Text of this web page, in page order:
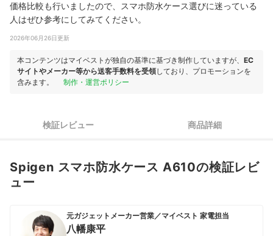
価格比較も行いましたので、スマホ防水ケース選びに迷っている
人はぜひ参考にしてみてください。
2026年06月26日更新
本コンテンツはマイベストが独自の基準に基づき制作していますが、 EC
サイトやメーカー等から送客手数料を受領しており、プロモーションを
含みます。
制作・運営ポリシー
検証レビュー 商品詳細
Spigen スマホ防水ケース A610の検証レビ
ュー
元ガジェットメーカー営業／マイベスト 家電担当
八幡康平